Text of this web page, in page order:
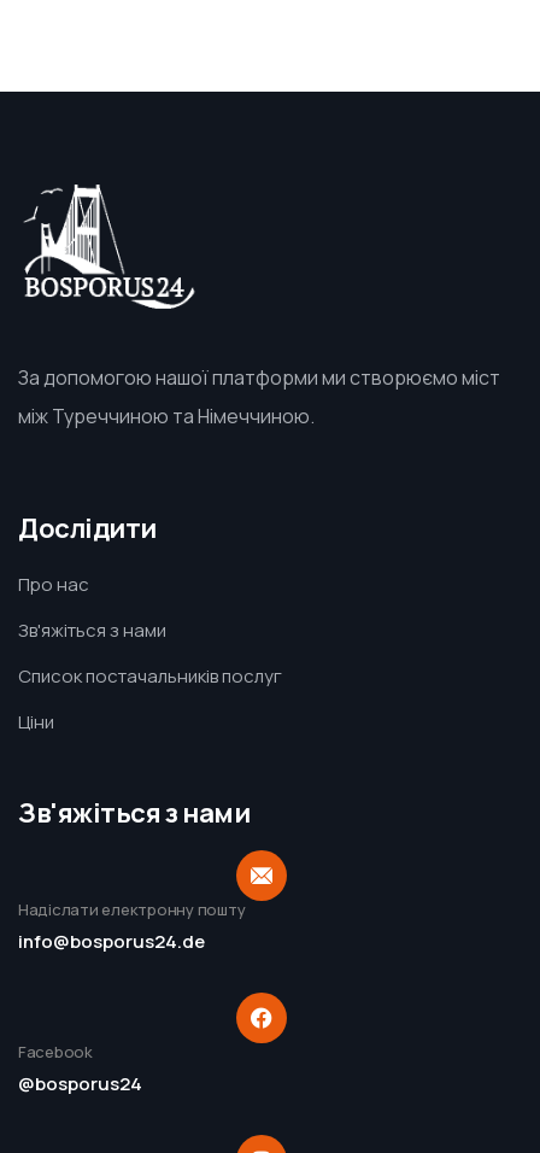
За допомогою нашої платформи ми створюємо міст
між Туреччиною та Німеччиною.
Дослідити
Про нас
Зв'яжіться з нами
Список постачальників послуг
Ціни
Зв'яжіться з нами
Надіслати електронну пошту
info@bosporus24.de
Facebook
@bosporus24